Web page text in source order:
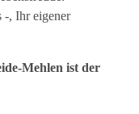
-, Ihr eigener
Mehlen ist der